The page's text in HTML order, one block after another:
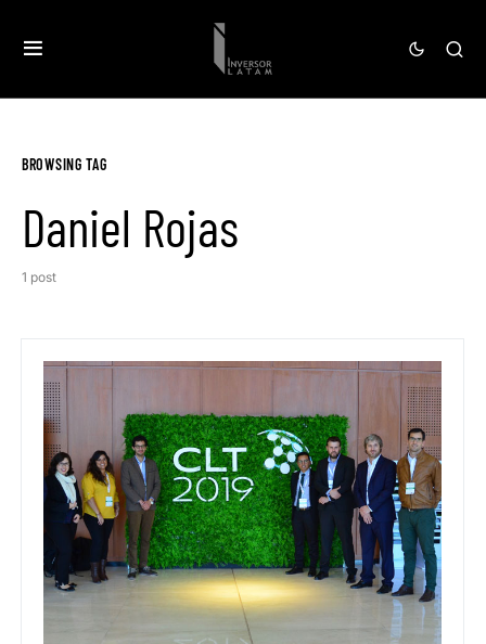
BROWSING TAG
Daniel Rojas
1 post